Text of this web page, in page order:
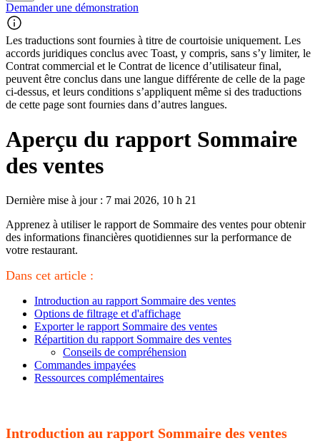
Demander une démonstration
Les traductions sont fournies à titre de courtoisie uniquement. Les
accords juridiques conclus avec Toast, y compris, sans s’y limiter, le
Contrat commercial et le Contrat de licence d’utilisateur final,
peuvent être conclus dans une langue différente de celle de la page
ci-dessus, et leurs conditions s’appliquent même si des traductions
de cette page sont fournies dans d’autres langues.
Aperçu du rapport Sommaire
des ventes
Dernière mise à jour : 7 mai 2026, 10 h 21
Apprenez à utiliser le rapport de Sommaire des ventes pour obtenir
des informations financières quotidiennes sur la performance de
votre restaurant.
Dans cet article :
Introduction au rapport Sommaire des ventes
Options de filtrage et d'affichage
Exporter le rapport Sommaire des ventes
Répartition du rapport Sommaire des ventes
Conseils de compréhension
Commandes impayées
Ressources complémentaires
Introduction au rapport Sommaire des ventes